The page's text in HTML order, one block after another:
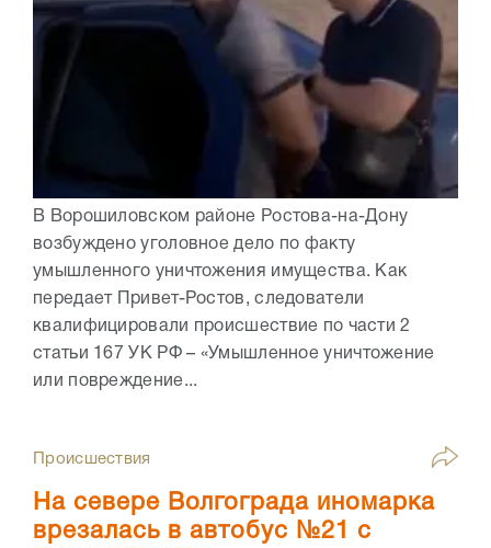
В Ворошиловском районе Ростова-на-Дону
возбуждено уголовное дело по факту
умышленного уничтожения имущества. Как
передает Привет-Ростов, следователи
квалифицировали происшествие по части 2
статьи 167 УК РФ – «Умышленное уничтожение
или повреждение...
Происшествия
На севере Волгограда иномарка
врезалась в автобус №21 с